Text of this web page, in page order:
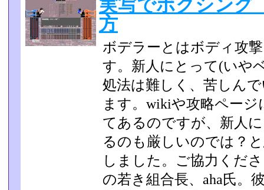
実写でボクシン
方
ボデラーとはボディ攻
す。新人にとって(いや
処法は難しく、苦しん
ます。wikiや攻略ペ­ー
てあるのですが、新人
るのも­厳しいのでは？
しました。ご協力くだ
の若き組合長、aha氏。